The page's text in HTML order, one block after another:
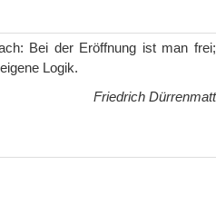
Bei der Eröffnung ist man frei;
Logik.
Friedrich Dürrenmatt